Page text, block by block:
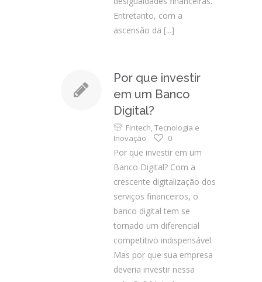
Entretanto, com a
ascensão da [...]
Por que investir
em um Banco
Digital?
Fintech,Tecnologia e
Inovação
0
Por que investir em um
Banco Digital? Com a
crescente digitalização dos
serviços financeiros, o
banco digital tem se
tornado um diferencial
competitivo indispensável.
Mas por que sua empresa
deveria investir nessa